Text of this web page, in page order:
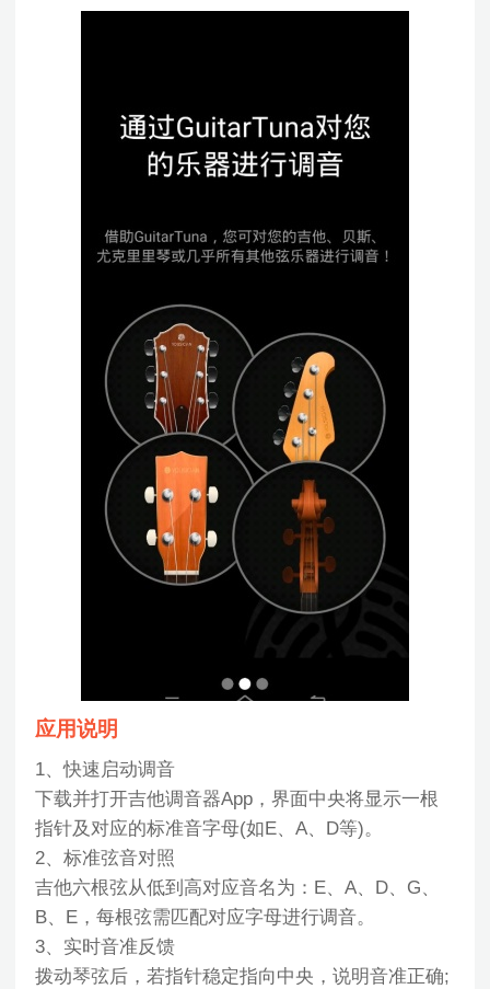
应用说明
1、快速启动调音
下载并打开吉他调音器App，界面中央将显示一根
指针及对应的标准音字母(如E、A、D等)。
2、标准弦音对照
吉他六根弦从低到高对应音名为：E、A、D、G、
B、E，每根弦需匹配对应字母进行调音。
3、实时音准反馈
拨动琴弦后，若指针稳定指向中央，说明音准正确;